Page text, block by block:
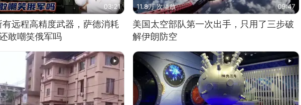
03:21
远程高精度武器，萨德消耗
敢嘲笑俄军吗
11.8万 次播放 09:47
美国太空部队第一次出手，只用了三步破
解伊朗防空